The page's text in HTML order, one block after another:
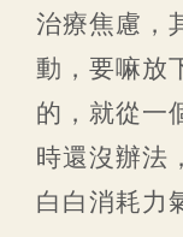
治療焦慮，
動，要嘛放
的，就從一
時還沒辦法
白白消耗力